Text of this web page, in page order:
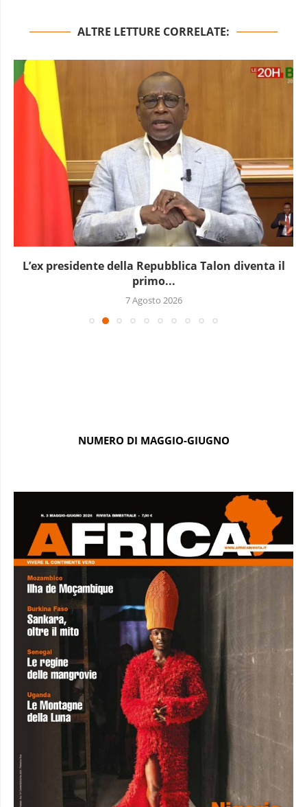
ALTRE LETTURE CORRELATE:
L’ex presidente della Repubblica Talon diventa il
primo...
7 Agosto 2026
NUMERO DI MAGGIO-GIUGNO